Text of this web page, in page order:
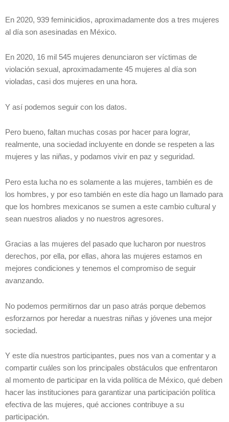
En 2020, 939 feminicidios, aproximadamente dos a tres mujeres
al día son asesinadas en México.
En 2020, 16 mil 545 mujeres denunciaron ser víctimas de
violación sexual, aproximadamente 45 mujeres al día son
violadas, casi dos mujeres en una hora.
Y así podemos seguir con los datos.
Pero bueno, faltan muchas cosas por hacer para lograr,
realmente, una sociedad incluyente en donde se respeten a las
mujeres y las niñas, y podamos vivir en paz y seguridad.
Pero esta lucha no es solamente a las mujeres, también es de
los hombres, y por eso también en este día hago un llamado para
que los hombres mexicanos se sumen a este cambio cultural y
sean nuestros aliados y no nuestros agresores.
Gracias a las mujeres del pasado que lucharon por nuestros
derechos, por ella, por ellas, ahora las mujeres estamos en
mejores condiciones y tenemos el compromiso de seguir
avanzando.
No podemos permitirnos dar un paso atrás porque debemos
esforzarnos por heredar a nuestras niñas y jóvenes una mejor
sociedad.
Y este día nuestros participantes, pues nos van a comentar y a
compartir cuáles son los principales obstáculos que enfrentaron
al momento de participar en la vida política de México, qué deben
hacer las instituciones para garantizar una participación política
efectiva de las mujeres, qué acciones contribuye a su
participación.